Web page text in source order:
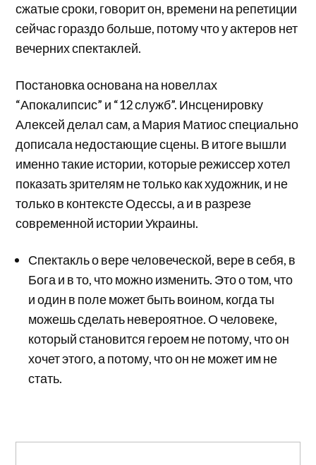
сжатые сроки, говорит он, времени на репетиции
сейчас гораздо больше, потому что у актеров нет
вечерних спектаклей.
Постановка основана на новеллах
“Апокалипсис” и “12 служб”. Инсценировку
Алексей делал сам, а Мария Матиос специально
дописала недостающие сцены. В итоге вышли
именно такие истории, которые режиссер хотел
показать зрителям не только как художник, и не
только в контексте Одессы, а и в разрезе
современной истории Украины.
Спектакль о вере человеческой, вере в себя, в
Бога и в то, что можно изменить. Это о том, что
и один в поле может быть воином, когда ты
можешь сделать невероятное. О человеке,
который становится героем не потому, что он
хочет этого, а потому, что он не может им не
стать.